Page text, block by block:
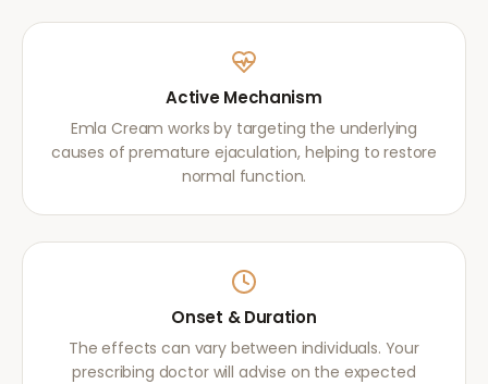
Active Mechanism
Emla Cream works by targeting the underlying
causes of premature ejaculation, helping to restore
normal function.
Onset & Duration
The effects can vary between individuals. Your
prescribing doctor will advise on the expected